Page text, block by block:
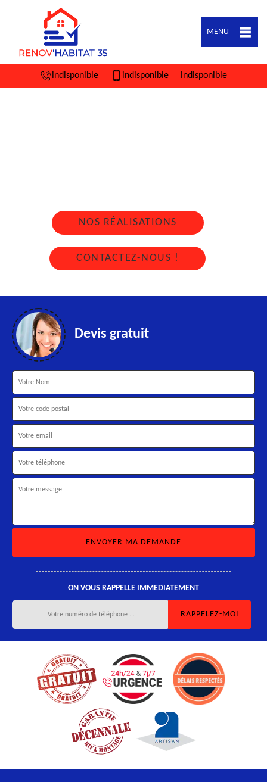
MENU
indisponible indisponible indisponible
NOS RÉALISATIONS
CONTACTEZ-NOUS !
Devis gratuit
ON VOUS RAPPELLE IMMEDIATEMENT